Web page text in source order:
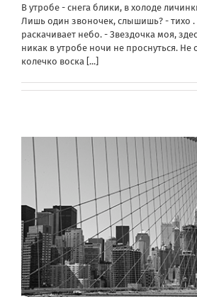
В утробе - снега блики, в холоде
Лишь один звоночек, слышишь? - тихо .
раскачивает небо. - Звездочка моя,
никак в утробе ночи не проснуться. Не
колечко воска [...]